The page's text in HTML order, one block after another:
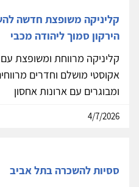
קליניקה משופצת חדשה
הירקון סמוך ליהודה מכבי
קליניקה מרווחת ומשופצת עם
אקוסטי מושלם וחדרים
ומבוגרים עם ארונות אחסון
4/7/2026
ססיות להשכרה בתל אביב